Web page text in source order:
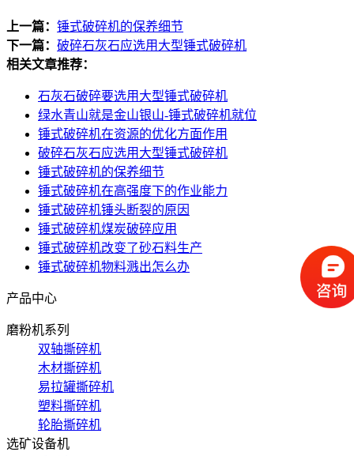
上一篇： 锤式破碎机的保养细节
下一篇： 破碎石灰石应选用大型锤式破碎机
相关文章推荐：
石灰石破碎要选用大型锤式破碎机
绿水青山就是金山银山-锤式破碎机就位
锤式破碎机在资源的优化方面作用
破碎石灰石应选用大型锤式破碎机
锤式破碎机的保养细节
锤式破碎机在高强度下的作业能力
锤式破碎机锤头断裂的原因
锤式破碎机煤炭破碎应用
锤式破碎机改变了砂石料生产
锤式破碎机物料溅出怎么办
产品中心
磨粉机系列
双轴撕碎机
木材撕碎机
易拉罐撕碎机
塑料撕碎机
轮胎撕碎机
选矿设备机